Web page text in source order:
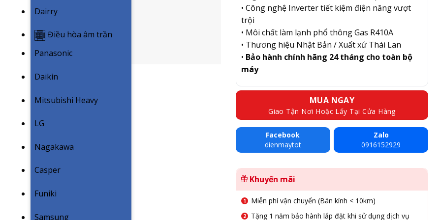
Dairry
Điều hòa âm trần
Panasonic
Daikin
Mitsubishi Heavy
LG
Nagakawa
Casper
Funiki
Samsung
• Công nghệ Inverter tiết kiệm điện năng vượt
trội
• Môi chất làm lạnh phổ thông Gas R410A
• Thương hiệu Nhật Bản / Xuất xứ Thái Lan
• Bảo hành chính hãng 24 tháng cho toàn bộ
máy
MUA NGAY
Giao Tận Nơi Hoặc Lấy Tại Cửa Hàng
Facebook
dienmaytot
Zalo
0916152929
Khuyến mãi
Miễn phí vận chuyển (Bán kính < 10km)
Tặng 1 năm bảo hành lắp đặt khi sử dụng dịch vụ